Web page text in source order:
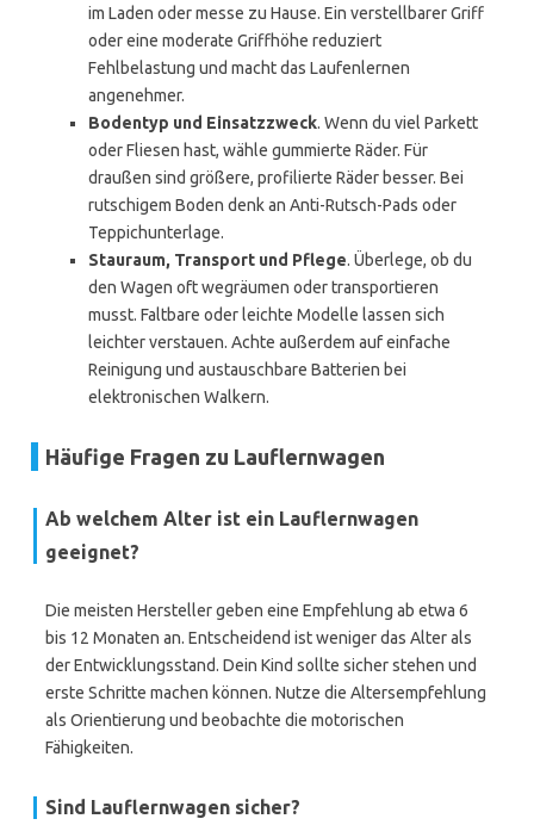
im Laden oder messe zu Hause. Ein verstellbarer Griff
oder eine moderate Griffhöhe reduziert
Fehlbelastung und macht das Laufenlernen
angenehmer.
Bodentyp und Einsatzzweck. Wenn du viel Parkett
oder Fliesen hast, wähle gummierte Räder. Für
draußen sind größere, profilierte Räder besser. Bei
rutschigem Boden denk an Anti-Rutsch-Pads oder
Teppichunterlage.
Stauraum, Transport und Pflege. Überlege, ob du
den Wagen oft wegräumen oder transportieren
musst. Faltbare oder leichte Modelle lassen sich
leichter verstauen. Achte außerdem auf einfache
Reinigung und austauschbare Batterien bei
elektronischen Walkern.
Häufige Fragen zu Lauflernwagen
Ab welchem Alter ist ein Lauflernwagen
geeignet?
Die meisten Hersteller geben eine Empfehlung ab etwa 6
bis 12 Monaten an. Entscheidend ist weniger das Alter als
der Entwicklungsstand. Dein Kind sollte sicher stehen und
erste Schritte machen können. Nutze die Altersempfehlung
als Orientierung und beobachte die motorischen
Fähigkeiten.
Sind Lauflernwagen sicher?